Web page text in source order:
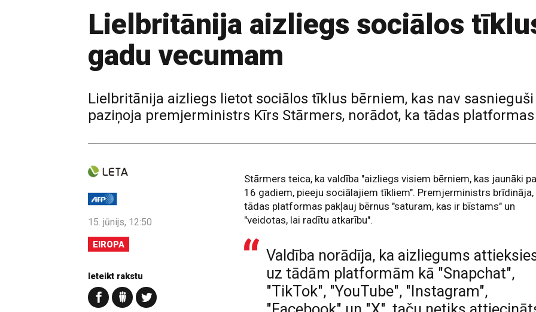
Lielbritānija aizliegs sociālos
gadu vecumam
Lielbritānija aizliegs lietot sociālos tīklus bērniem, kas nav
paziņoja premjerministrs Kīrs Stārmers, norādot, ka tādas
15. jūnijs, 12:50
EIROPA
Ieteikt rakstu
Stārmers teica, ka valdība "aizliegs visiem bērniem, kas jaunāki
16 gadiem, pieeju sociālajiem tīkliem". Premjerministrs brīdināja,
tādas platformas pakļauj bērnus "saturam, kas ir bīstams" un
"veidotas, lai radītu atkarību".
Valdība norādīja, ka aizliegums
uz tādām platformām kā "Snapchat",
"TikTok", "YouTube", "Instagram",